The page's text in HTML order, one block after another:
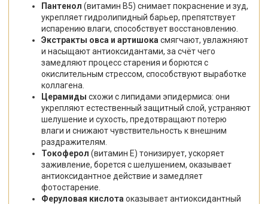
Пантенол (витамин B5) снимает покраснение и зуд,
укрепляет гидролипидный барьер, препятствует
испарению влаги, способствует восстановлению.
Экстракты овса и артишока смягчают, увлажняют
и насыщают антиоксидантами, за счёт чего
замедляют процесс старения и борются с
окислительным стрессом, способствуют выработке
коллагена.
Церамиды схожи с липидами эпидермиса: они
укрепляют естественный защитный слой, устраняют
шелушение и сухость, предотвращают потерю
влаги и снижают чувствительность к внешним
раздражителям.
Токоферол (витамин E) тонизирует, ускоряет
заживление, борется с шелушением, оказывает
антиоксидантное действие и замедляет
фотостарение.
Феруловая кислота оказывает антиоксидантный